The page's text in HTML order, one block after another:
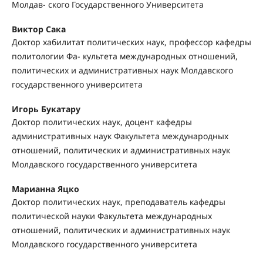
Молдав- ского Государственного Университета
Виктор Сака
Доктор хабилитат политических наук, профессор кафедры
политологии Фа- культета международных отношений,
политических и административных наук Молдавского
государственного университета
Игорь Букатару
Доктор политических наук, доцент кафедры
административных наук Факультета международных
отношений, политических и административных наук
Молдавского государственного университета
Марианна Яцко
Доктор политических наук, преподаватель кафедры
политической науки Факультета международных
отношений, политических и административных наук
Молдавского государственного университета